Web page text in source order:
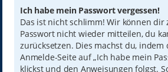
Ich habe mein Passwort vergessen!
Das ist nicht schlimm! Wir können dir
Passwort nicht wieder mitteilen, du
zurücksetzen. Dies machst du, indem
Anmelde-Seite auf „Ich habe mein
klickst und den Anweisungen folgst.